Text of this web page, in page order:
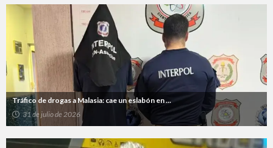
Tráfico de drogas a Malasia: cae un eslabón en ...
31 de julio de 2026